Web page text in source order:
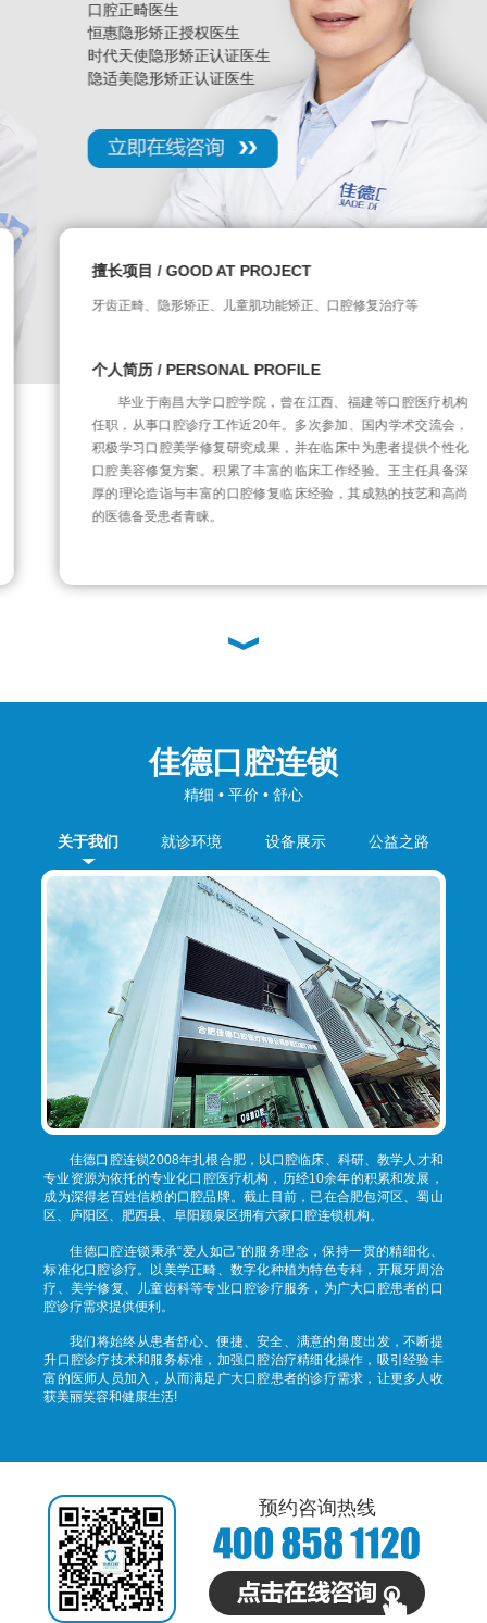
口腔正畸医生
恒惠隐形矫正授权医生
时代天使隐形矫正认证医生
隐适美隐形矫正认证医生
擅长项目 / GOOD AT PROJECT
牙齿正畸、隐形矫正、儿童肌功能矫正、口腔修复治疗等
个人简历 / PERSONAL PROFILE
毕业于南昌大学口腔学院，曾在江西、福建等口腔医疗机构
任职，从事口腔诊疗工作近20年。多次参加、国内学术交流会，
积极学习口腔美学修复研究成果，并在临床中为患者提供个性化
口腔美容修复方案。积累了丰富的临床工作经验。王主任具备深
厚的理论造诣与丰富的口腔修复临床经验，其成熟的技艺和高尚
的医德备受患者青睐。
佳德口腔连锁
精细 • 平价 • 舒心
关于我们 就诊环境 设备展示 公益之路
佳德口腔连锁2008年扎根合肥，以口腔临床、科研、教学人才和
专业资源为依托的专业化口腔医疗机构，历经10余年的积累和发展，
成为深得老百姓信赖的口腔品牌。截止目前，已在合肥包河区、蜀山
区、庐阳区、肥西县、阜阳颖泉区拥有六家口腔连锁机构。
佳德口腔连锁秉承“爱人如己”的服务理念，保持一贯的精细化、
标准化口腔诊疗。以美学正畸、数字化种植为特色专科，开展牙周治
疗、美学修复、儿童齿科等专业口腔诊疗服务，为广大口腔患者的口
腔诊疗需求提供便利。
我们将始终从患者舒心、便捷、安全、满意的角度出发，不断提
升口腔诊疗技术和服务标准，加强口腔治疗精细化操作，吸引经验丰
富的医师人员加入，从而满足广大口腔患者的诊疗需求，让更多人收
获美丽笑容和健康生活!
预约咨询热线